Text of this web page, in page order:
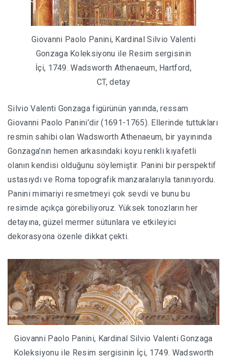
Giovanni Paolo Panini, Kardinal Silvio Valenti
Gonzaga Koleksiyonu ile Resim sergisinin
İçi, 1749. Wadsworth Athenaeum, Hartford,
CT, detay
Silvio Valenti Gonzaga figürünün yanında, ressam
Giovanni Paolo Panini’dir (1691-1765). Ellerinde tuttukları
resmin sahibi olan Wadsworth Athenaeum, bir yayınında
Gonzaga’nın hemen arkasındaki koyu renkli kıyafetli
olanın kendisi olduğunu söylemiştir. Panini bir perspektif
ustasıydı ve Roma topografik manzaralarıyla tanınıyordu.
Panini mimariyi resmetmeyi çok sevdi ve bunu bu
resimde açıkça görebiliyoruz. Yüksek tonozların her
detayına, güzel mermer sütunlara ve etkileyici
dekorasyona özenle dikkat çekti.
Giovanni Paolo Panini, Kardinal Silvio Valenti Gonzaga
Koleksiyonu ile Resim sergisinin İçi, 1749. Wadsworth